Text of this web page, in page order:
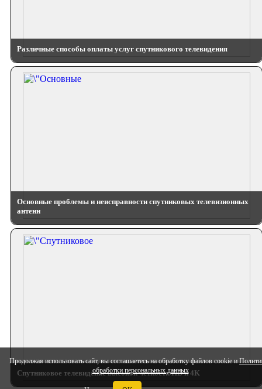
Продолжая использовать сайт, вы соглашаетесь на обработку файлов cookie и
обработки персональных данных
Различные способы оплаты услуг спутникового телевидения
Основные проблемы и неисправности спутниковых телевизионных
антенн
Спутниковое телевидение высокой четкости HD и 4K